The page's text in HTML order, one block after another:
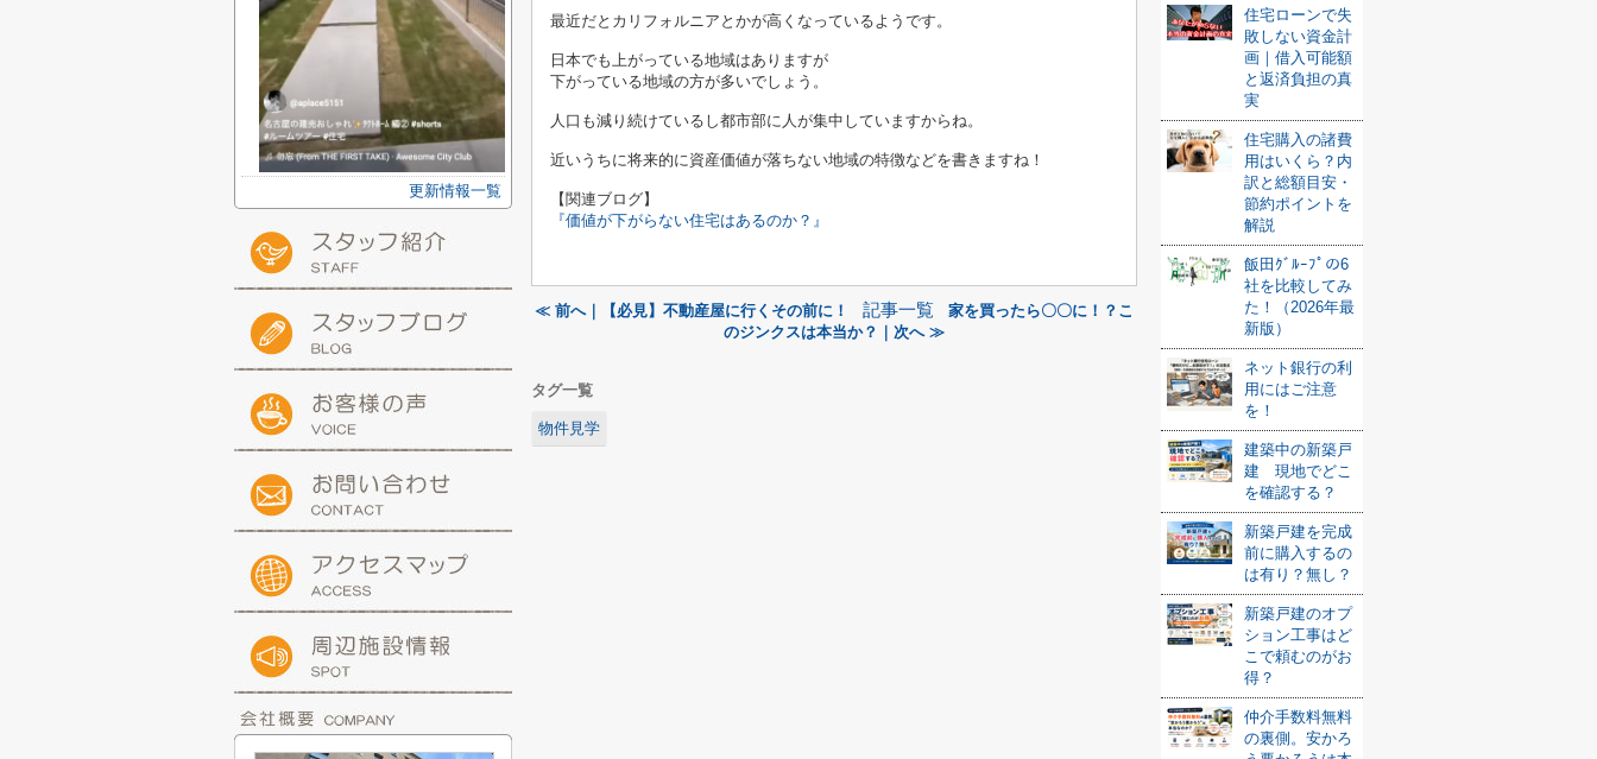
最近だとカリフォルニアとかが高くなっているようです。
日本でも上がっている地域はありますが
下がっている地域の方が多いでしょう。
人口も減り続けているし都市部に人が集中していますからね。
近いうちに将来的に資産価値が落ちない地域の特徴などを書きますね！
【関連ブログ】
『価値が下がらない住宅はあるのか？』
≪ 前へ｜【必見】不動産屋に行くその前に！ 記事一覧
家を買ったら〇〇に！？こ
のジンクスは本当か？｜次へ ≫
タグ一覧
物件見学
住宅ローンで失
敗しない資金計
画｜借入可能額
と返済負担の真
実
住宅購入の諸費
用はいくら？内
訳と総額目安・
節約ポイントを
解説
飯田ｸﾞﾙｰﾌﾟの6
社を比較してみ
た！（2026年最
新版）
ネット銀行の利
用にはご注意
を！
建築中の新築戸
建 現地でどこ
を確認する？
新築戸建を完成
前に購入するの
は有り？無し？
新築戸建のオプ
ション工事はど
こで頼むのがお
得？
仲介手数料無料
の裏側。安かろ
更新情報一覧